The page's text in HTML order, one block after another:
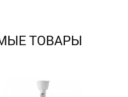
ТОВАРЫ